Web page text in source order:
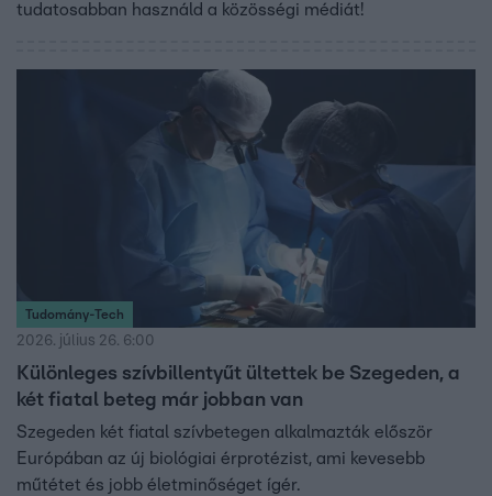
tudatosabban használd a közösségi médiát!
Tudomány-Tech
2026. július 26. 6:00
Különleges szívbillentyűt ültettek be Szegeden, a
két fiatal beteg már jobban van
Szegeden két fiatal szívbetegen alkalmazták először
Európában az új biológiai érprotézist, ami kevesebb
műtétet és jobb életminőséget ígér.